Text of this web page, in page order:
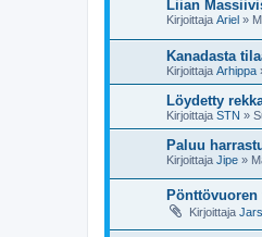
Liian
Kirjoittaja Ariel »
Kanadasta
Kirjoittaja Arhippa
Löydetty
Kirjoittaja STN »
Paluu
Kirjoittaja Jipe »
Kirjoittaja